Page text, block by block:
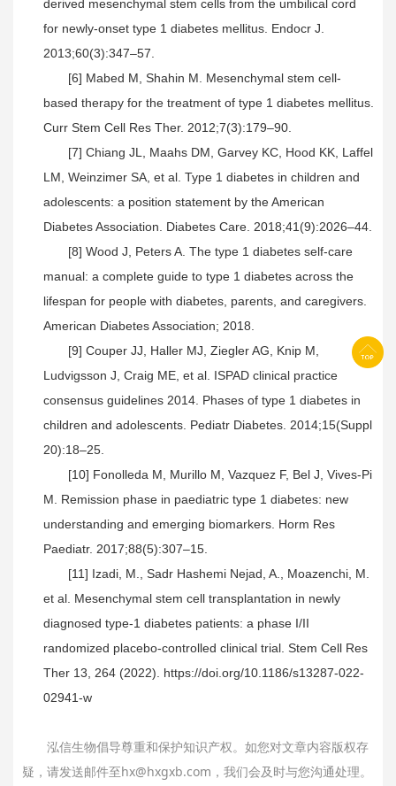
derived mesenchymal stem cells from the umbilical cord
for newly-onset type 1 diabetes mellitus. Endocr J.
2013;60(3):347–57.
[6] Mabed M, Shahin M. Mesenchymal stem cell-
based therapy for the treatment of type 1 diabetes mellitus.
Curr Stem Cell Res Ther. 2012;7(3):179–90.
[7] Chiang JL, Maahs DM, Garvey KC, Hood KK, Laffel
LM, Weinzimer SA, et al. Type 1 diabetes in children and
adolescents: a position statement by the American
Diabetes Association. Diabetes Care. 2018;41(9):2026–44.
[8] Wood J, Peters A. The type 1 diabetes self-care
manual: a complete guide to type 1 diabetes across the
lifespan for people with diabetes, parents, and caregivers.
American Diabetes Association; 2018.
[9] Couper JJ, Haller MJ, Ziegler AG, Knip M,
Ludvigsson J, Craig ME, et al. ISPAD clinical practice
consensus guidelines 2014. Phases of type 1 diabetes in
children and adolescents. Pediatr Diabetes. 2014;15(Suppl
20):18–25.
[10] Fonolleda M, Murillo M, Vazquez F, Bel J, Vives-Pi
M. Remission phase in paediatric type 1 diabetes: new
understanding and emerging biomarkers. Horm Res
Paediatr. 2017;88(5):307–15.
[11] Izadi, M., Sadr Hashemi Nejad, A., Moazenchi, M.
et al. Mesenchymal stem cell transplantation in newly
diagnosed type-1 diabetes patients: a phase I/II
randomized placebo-controlled clinical trial. Stem Cell Res
Ther 13, 264 (2022). https://doi.org/10.1186/s13287-022-
02941-w
泓信生物倡导尊重和保护知识产权。如您对文章内容版权存
疑，请发送邮件至hx@hxgxb.com，我们会及时与您沟通处理。